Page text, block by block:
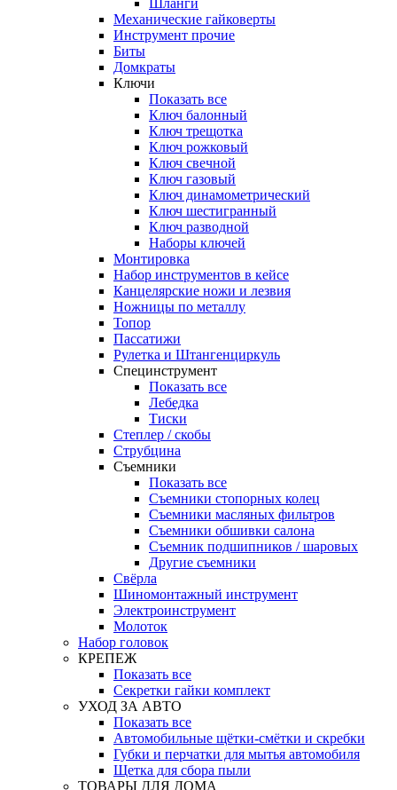
Шланги
Механические гайковерты
Инструмент прочиe
Биты
Домкраты
Ключи
Показать все
Ключ балонный
Ключ трещотка
Ключ рожковый
Ключ свечной
Ключ газовый
Ключ динамометрический
Ключ шестигранный
Ключ разводной
Наборы ключей
Монтировка
Набор инструментов в кейсе
Канцелярские ножи и лезвия
Ножницы по металлу
Топор
Пассатижи
Рулетка и Штангенциркуль
Специнструмент
Показать все
Лебедка
Тиски
Степлер / скобы
Струбцина
Съемники
Показать все
Съемники стопорных колец
Съемники масляных фильтров
Съемники обшивки салона
Съемник подшипников / шаровых
Другие съемники
Свёрла
Шиномонтажный инструмент
Электроинструмент
Молоток
Набор головок
КРЕПЕЖ
Показать все
Секретки гайки комплект
УХОД ЗА АВТО
Показать все
Автомобильные щётки-смётки и скребки
Губки и перчатки для мытья автомобиля
Щетка для сбора пыли
ТОВАРЫ ДЛЯ ДОМА